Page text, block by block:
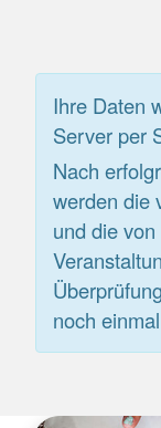
Ihre Daten
Server per
Nach
werden die
und die
noch